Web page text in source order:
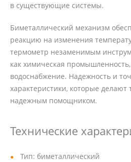
в существующие системы.
Биметаллический механизм
реакцию на изменения
термометр незаменимым
как химическая
водоснабжение. Надежность и
характеристики, которые
надежным помощником.
Технические
Тип: биметаллический